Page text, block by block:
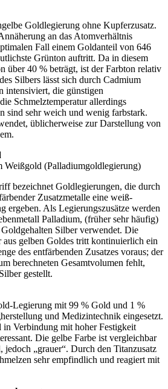
Goldlegierung ohne Kupferzusatz.
an das Atomverhältnis
Fall einem Goldanteil von 646
Grünton auftritt. Da in diesem
über 40 % beträgt, ist der Farbton relativ
Silbers lässt sich durch Cadmium
intensiviert, die günstigen
Schmelztemperatur allerdings
sind sehr weich und wenig farbstark.
üblicherweise zur Darstellung von
Weißgold (Palladiumgoldlegierung)
bezeichnet Goldlegierungen, die durch
Zusatzmetalle eine weiß-
ergeben. Als Legierungszusätze werden
Palladium, (früher sehr häufig)
Silber verwendet. Die
gelben Goldes tritt kontinuierlich ein
des entfärbenden Zusatzes voraus; der
berechneten Gesamtvolumen fehlt,
gestellt.
Legierung mit 99 % Gold und 1 %
und Medizintechnik eingesetzt.
in Verbindung mit hoher Festigkeit
Die gelbe Farbe ist vergleichbar
„grauer“. Durch den Titanzusatz
sehr empfindlich und reagiert mit